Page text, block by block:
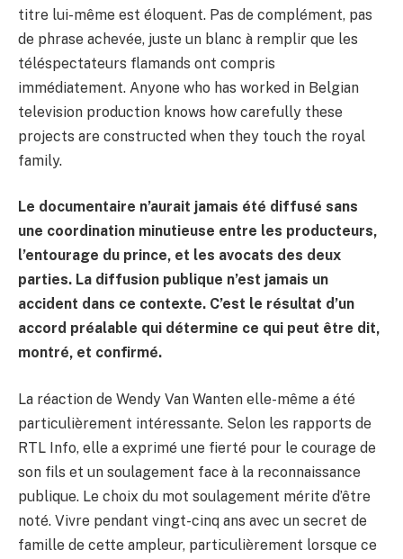
titre lui-même est éloquent. Pas de complément, pas
de phrase achevée, juste un blanc à remplir que les
téléspectateurs flamands ont compris
immédiatement. Anyone who has worked in Belgian
television production knows how carefully these
projects are constructed when they touch the royal
family.
Le documentaire n’aurait jamais été diffusé sans
une coordination minutieuse entre les producteurs,
l’entourage du prince, et les avocats des deux
parties. La diffusion publique n’est jamais un
accident dans ce contexte. C’est le résultat d’un
accord préalable qui détermine ce qui peut être dit,
montré, et confirmé.
La réaction de Wendy Van Wanten elle-même a été
particulièrement intéressante. Selon les rapports de
RTL Info, elle a exprimé une fierté pour le courage de
son fils et un soulagement face à la reconnaissance
publique. Le choix du mot soulagement mérite d’être
noté. Vivre pendant vingt-cinq ans avec un secret de
famille de cette ampleur, particulièrement lorsque ce